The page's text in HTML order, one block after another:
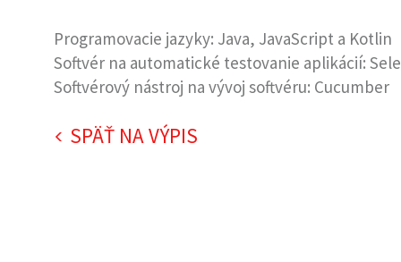
Programovacie jazyky: Java, JavaScript a Kotlin
Softvér na automatické testovanie aplikácií:
Softvérový nástroj na vývoj softvéru: Cucumber
SPÄŤ NA VÝPIS